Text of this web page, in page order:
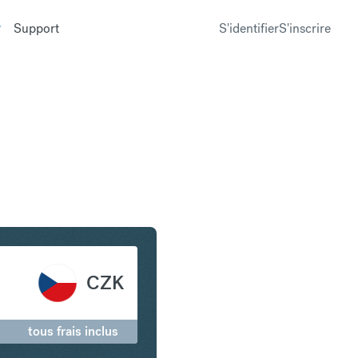
Support S'identifierS'inscrire
CZK
tous frais inclus